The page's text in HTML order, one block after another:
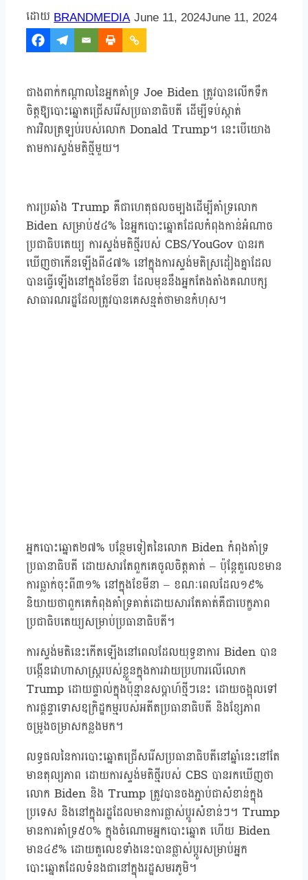
BRANDMEDIA June 11, 2024June 11, 2024
ជាងពាក់កណ្តាលនៃអ្នកគាំទ្រ Joe Biden ត្រូវបានលើកទឹក
ចិត្តឱ្យបោះឆ្នោតជ្រើសរើសប្រធានាធិបតី ដើម្បីទប់ស្កាត់
ការវិលត្រឡប់របស់លោក Donald Trump។ នេះបើយោង
តាមការស្ទង់មតិថ្មីមួយ។
ការប្រឆាំង Trump គឺជាហេតុផលចម្បងដើម្បីគាំទ្រលោក
Biden សម្រាប់៥៤% នៃអ្នកបោះឆ្នោតដែលកំពុងកាន់អំណាច
ប្រជាធិបតេយ្យ ការស្ទង់មតិថ្មីរបស់ CBS/YouGov បានរក
ឃើញថាកើនឡើងពី៤៧% នៅក្នុងការស្ទង់មតិស្រដៀងគ្នាដែល
បានធ្វើឡើងនៅក្នុងខែមីនា ដែលមុននឹងអ្នកតែងតាំងគណបក្ស
សាធារណរដ្ឋដែលត្រូវបានគេសន្មត់ថាមានកំហុស។
អ្នកបោះឆ្នោត២៧% បន្ថែមទៀតនៃលោក Biden កំពុងគាំទ្រ
ប្រធានាធិបតី ដោយសារតែពួកគេចូលចិត្តគាត់ – ប៉ុន្តែតួលេខមាន
ការធ្លាក់ចុះពី៣១% នៅក្នុងខែមីនា – ខណៈពេលដែល១៩%
និយាយថាពួកគេកំពុងគាំទ្រគាត់ដោយសារតែគាត់គឺជាបេក្ខភាព
ប្រជាធិបតេយ្យសម្រាប់ប្រធានាធិបតី។
ការស្ទង់មតិនេះកើតឡើងនៅពេលដែលយុទ្ធនាការ Biden បាន
បង្កើនវោហាសាស្ត្ររបស់ខ្លួនក្នុងការវាយប្រហារលើលោក
Trump ដោយផ្ទាល់ក្នុងប៉ុន្មានសប្តាហ៍ថ្មីៗនេះ ដោយចង្អុលទៅ
ការផ្តន្ទាទោសឧក្រិដ្ឋកម្មរបស់អតីតប្រធានាធិបតី និងខ្សែភាព
ចម្រូងចម្រាសកន្លងមក។
លទ្ធផលនៃការបោះឆ្នោតជ្រើសរើសប្រធានាធិបតីនៅឆ្នាំនេះនៅតែ
មានតុល្យភាព ដោយការស្ទង់មតិថ្មីរបស់ CBS បានរកឃើញថា
លោក Biden និង Trump ត្រូវបានចងភ្ជាប់ជាសំខាន់ក្នុង
ប្រទេស និងនៅក្នុងរដ្ឋដែលមានការផ្លាស់ប្តូរសំខាន់ៗ។ Trump
មានការគាំទ្រ៥០% ក្នុងចំណោមអ្នកបោះឆ្នោត ហើយ Biden
មាន៤៩% ដោយតួលេខទាំងនេះបានផ្លាស់ប្តូរសម្រាប់អ្នក
បោះឆ្នោតដែលទំនងជានៅក្នុងរដ្ឋសមរភូមិ។